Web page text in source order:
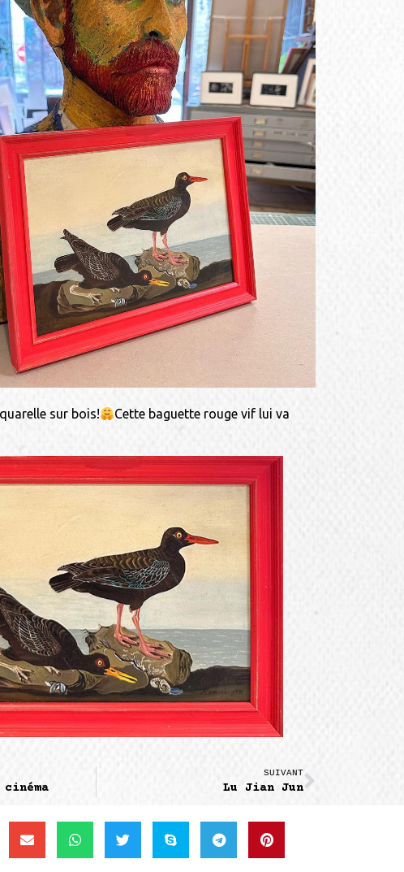
sur bois! Cette baguette rouge vif lui va
SUIVANT
Lu Jian Jun